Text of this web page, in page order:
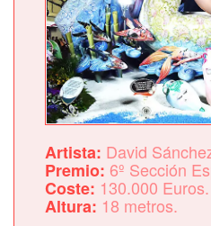
Artista: David
Premio: 6º Sección
Coste: 130.000 Euros.
Altura: 18 metros.